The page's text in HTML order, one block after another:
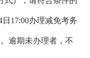
日 17:00办理减免考务
逾期未办理者，不